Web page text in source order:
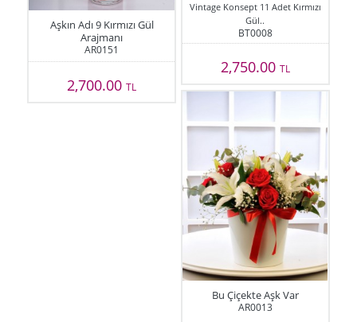
Aşkın Adı 9 Kırmızı Gül
Arajmanı
AR0151
2,700.00TL
Vintage Konsept 11 Adet Kırmızı
Gül..
BT0008
2,750.00 TL
Bu Çiçekte Aşk Var
AR0013